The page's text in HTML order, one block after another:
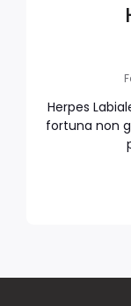
Herpes
fortuna non